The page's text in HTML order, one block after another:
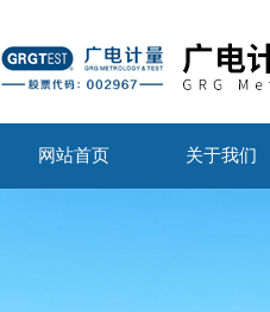
网站首页 关于我们